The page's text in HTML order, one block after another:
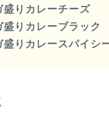
盛りカレーチーズ
盛りカレーブラック
盛りカレースパイシ